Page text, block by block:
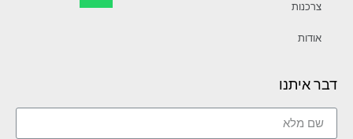
צרכנות
אודות
דבר איתנו